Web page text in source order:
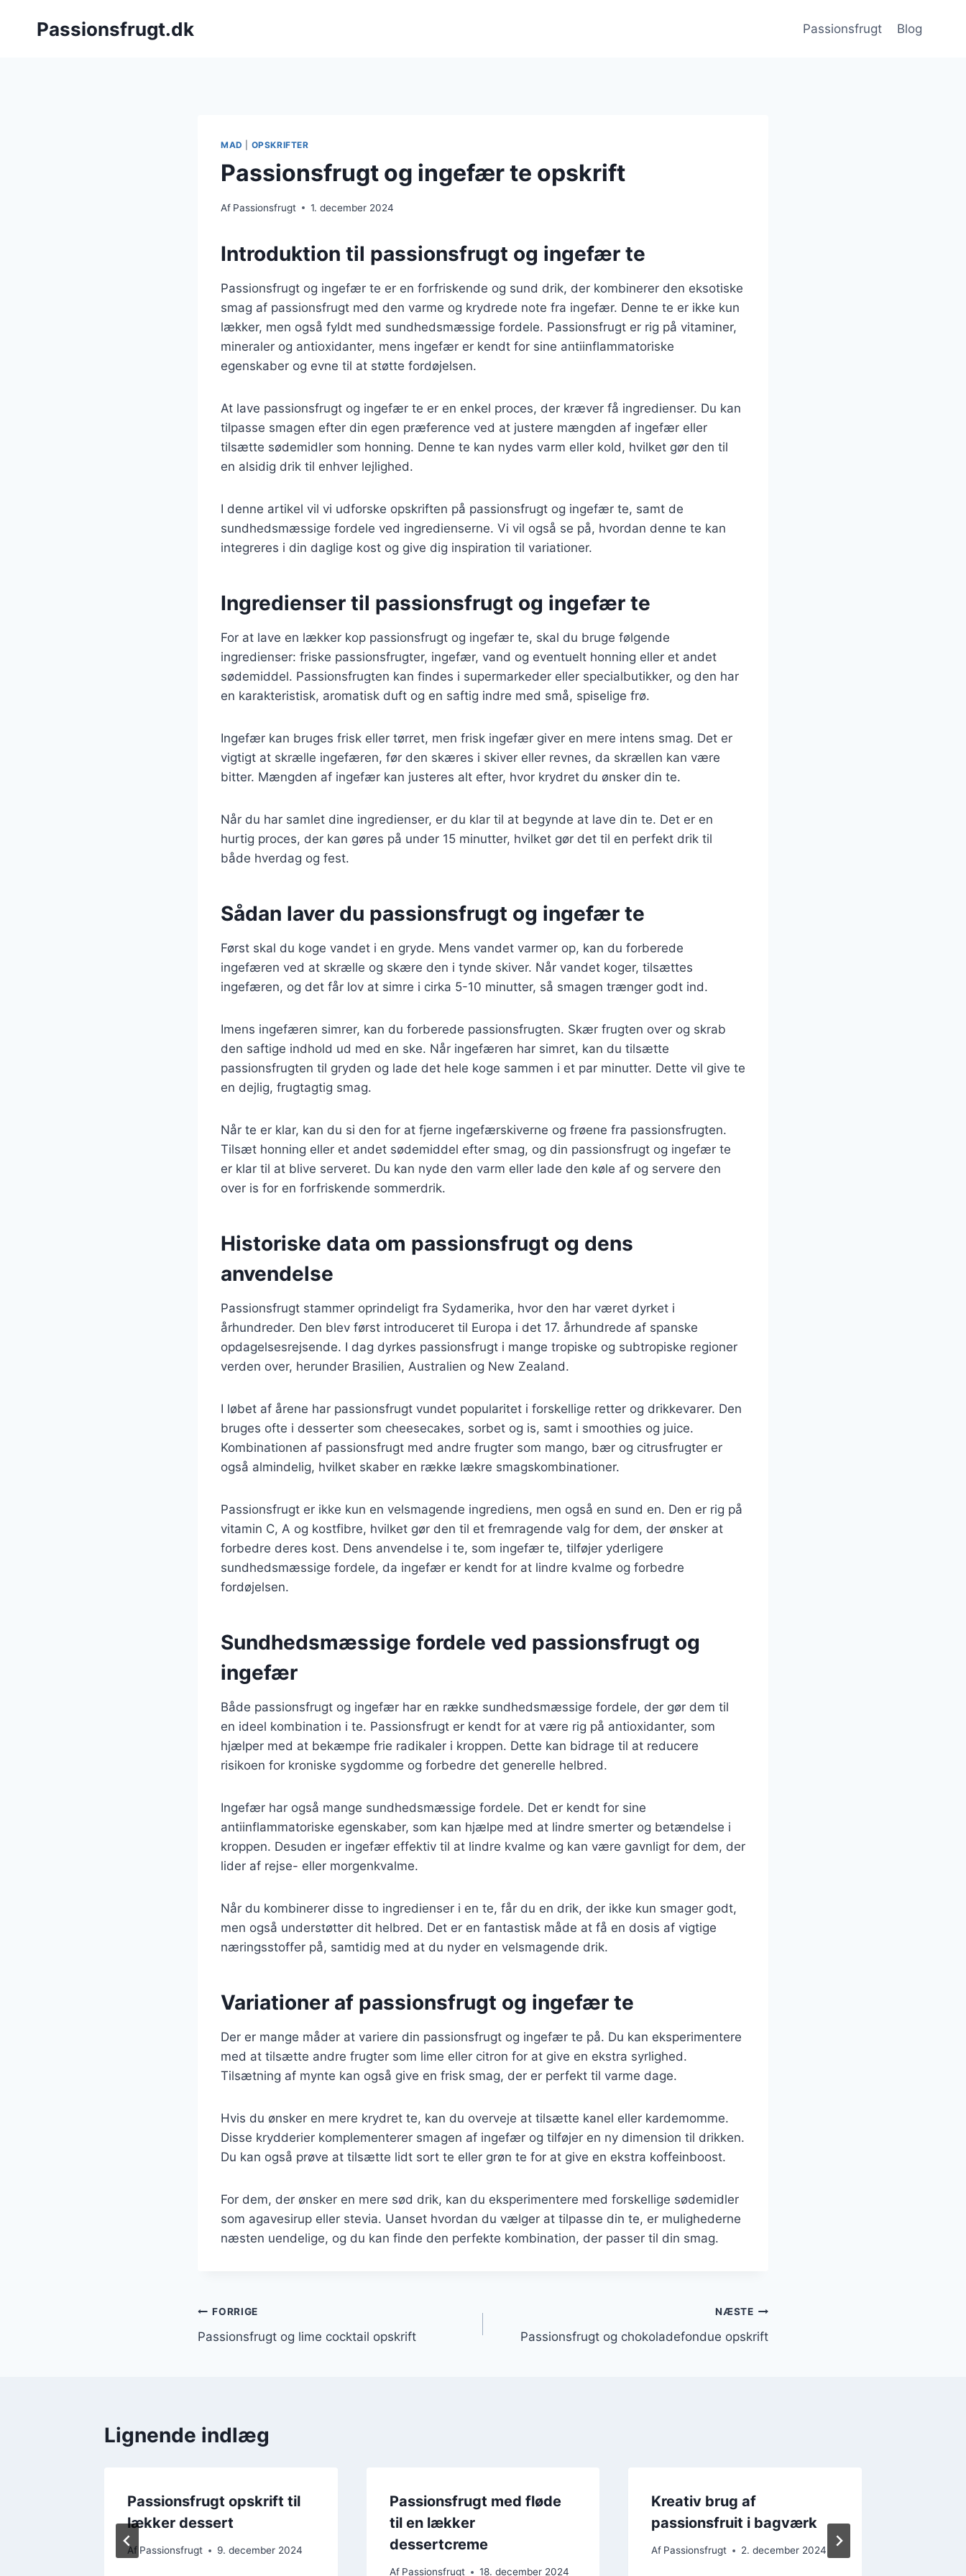
Passionsfrugt.dk Passionsfrugt Blog
MAD OPSKRIFTER
Passionsfrugt og ingefær te opskrift
Af Passionsfrugt 1. december 2024
Introduktion til passionsfrugt og ingefær te
Passionsfrugt og ingefær te er en forfriskende og sund drik, der kombinerer den eksotiske
smag af passionsfrugt med den varme og krydrede note fra ingefær. Denne te er ikke kun
lækker, men også fyldt med sundhedsmæssige fordele. Passionsfrugt er rig på vitaminer,
mineraler og antioxidanter, mens ingefær er kendt for sine antiinflammatoriske
egenskaber og evne til at støtte fordøjelsen.
At lave passionsfrugt og ingefær te er en enkel proces, der kræver få ingredienser. Du kan
tilpasse smagen efter din egen præference ved at justere mængden af ingefær eller
tilsætte sødemidler som honning. Denne te kan nydes varm eller kold, hvilket gør den til
en alsidig drik til enhver lejlighed.
I denne artikel vil vi udforske opskriften på passionsfrugt og ingefær te, samt de
sundhedsmæssige fordele ved ingredienserne. Vi vil også se på, hvordan denne te kan
integreres i din daglige kost og give dig inspiration til variationer.
Ingredienser til passionsfrugt og ingefær te
For at lave en lækker kop passionsfrugt og ingefær te, skal du bruge følgende
ingredienser: friske passionsfrugter, ingefær, vand og eventuelt honning eller et andet
sødemiddel. Passionsfrugten kan findes i supermarkeder eller specialbutikker, og den har
en karakteristisk, aromatisk duft og en saftig indre med små, spiselige frø.
Ingefær kan bruges frisk eller tørret, men frisk ingefær giver en mere intens smag. Det er
vigtigt at skrælle ingefæren, før den skæres i skiver eller revnes, da skrællen kan være
bitter. Mængden af ingefær kan justeres alt efter, hvor krydret du ønsker din te.
Når du har samlet dine ingredienser, er du klar til at begynde at lave din te. Det er en
hurtig proces, der kan gøres på under 15 minutter, hvilket gør det til en perfekt drik til
både hverdag og fest.
Sådan laver du passionsfrugt og ingefær te
Først skal du koge vandet i en gryde. Mens vandet varmer op, kan du forberede
ingefæren ved at skrælle og skære den i tynde skiver. Når vandet koger, tilsættes
ingefæren, og det får lov at simre i cirka 5-10 minutter, så smagen trænger godt ind.
Imens ingefæren simrer, kan du forberede passionsfrugten. Skær frugten over og skrab
den saftige indhold ud med en ske. Når ingefæren har simret, kan du tilsætte
passionsfrugten til gryden og lade det hele koge sammen i et par minutter. Dette vil give te
en dejlig, frugtagtig smag.
Når te er klar, kan du si den for at fjerne ingefærskiverne og frøene fra passionsfrugten.
Tilsæt honning eller et andet sødemiddel efter smag, og din passionsfrugt og ingefær te
er klar til at blive serveret. Du kan nyde den varm eller lade den køle af og servere den
over is for en forfriskende sommerdrik.
Historiske data om passionsfrugt og dens
anvendelse
Passionsfrugt stammer oprindeligt fra Sydamerika, hvor den har været dyrket i
århundreder. Den blev først introduceret til Europa i det 17. århundrede af spanske
opdagelsesrejsende. I dag dyrkes passionsfrugt i mange tropiske og subtropiske regioner
verden over, herunder Brasilien, Australien og New Zealand.
I løbet af årene har passionsfrugt vundet popularitet i forskellige retter og drikkevarer. Den
bruges ofte i desserter som cheesecakes, sorbet og is, samt i smoothies og juice.
Kombinationen af passionsfrugt med andre frugter som mango, bær og citrusfrugter er
også almindelig, hvilket skaber en række lækre smagskombinationer.
Passionsfrugt er ikke kun en velsmagende ingrediens, men også en sund en. Den er rig på
vitamin C, A og kostfibre, hvilket gør den til et fremragende valg for dem, der ønsker at
forbedre deres kost. Dens anvendelse i te, som ingefær te, tilføjer yderligere
sundhedsmæssige fordele, da ingefær er kendt for at lindre kvalme og forbedre
fordøjelsen.
Sundhedsmæssige fordele ved passionsfrugt og
ingefær
Både passionsfrugt og ingefær har en række sundhedsmæssige fordele, der gør dem til
en ideel kombination i te. Passionsfrugt er kendt for at være rig på antioxidanter, som
hjælper med at bekæmpe frie radikaler i kroppen. Dette kan bidrage til at reducere
risikoen for kroniske sygdomme og forbedre det generelle helbred.
Ingefær har også mange sundhedsmæssige fordele. Det er kendt for sine
antiinflammatoriske egenskaber, som kan hjælpe med at lindre smerter og betændelse i
kroppen. Desuden er ingefær effektiv til at lindre kvalme og kan være gavnligt for dem, der
lider af rejse- eller morgenkvalme.
Når du kombinerer disse to ingredienser i en te, får du en drik, der ikke kun smager godt,
men også understøtter dit helbred. Det er en fantastisk måde at få en dosis af vigtige
næringsstoffer på, samtidig med at du nyder en velsmagende drik.
Variationer af passionsfrugt og ingefær te
Der er mange måder at variere din passionsfrugt og ingefær te på. Du kan eksperimentere
med at tilsætte andre frugter som lime eller citron for at give en ekstra syrlighed.
Tilsætning af mynte kan også give en frisk smag, der er perfekt til varme dage.
Hvis du ønsker en mere krydret te, kan du overveje at tilsætte kanel eller kardemomme.
Disse krydderier komplementerer smagen af ingefær og tilføjer en ny dimension til drikken.
Du kan også prøve at tilsætte lidt sort te eller grøn te for at give en ekstra koffeinboost.
For dem, der ønsker en mere sød drik, kan du eksperimentere med forskellige sødemidler
som agavesirup eller stevia. Uanset hvordan du vælger at tilpasse din te, er mulighederne
næsten uendelige, og du kan finde den perfekte kombination, der passer til din smag.
Indlægsnavigation
FORRIGE
Passionsfrugt og lime cocktail opskrift
NÆSTE
Passionsfrugt og chokoladefondue opskrift
Lignende indlæg
Passionsfrugt opskrift til
lækker dessert
Af Passionsfrugt 9. december 2024
Passionsfrugt med fløde
til en lækker
dessertcreme
Af Passionsfrugt 18. december 2024
Kreativ brug af
passionsfruit i bagværk
Af Passionsfrugt 2. december 2024